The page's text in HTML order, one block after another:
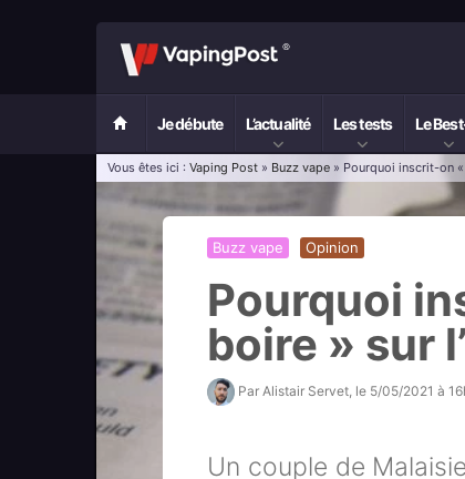
Je débute L’actualité Les tests Le
Vous êtes ici : Vaping Post » Buzz vape » Pourquoi inscrit-on «
Buzz vape Opinion
Pourquoi
boire » sur
Par Alistair Servet , le 5/05/2021 à
Un couple de